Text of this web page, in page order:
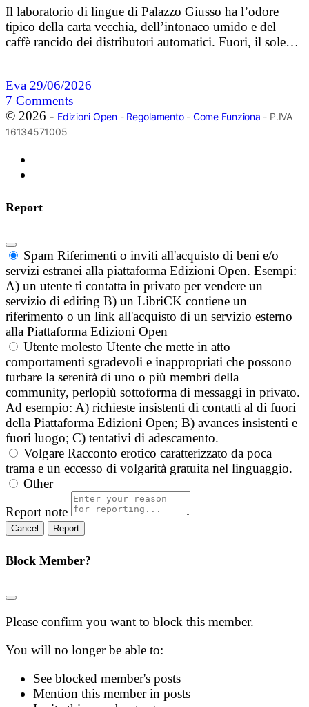
Il laboratorio di lingue di Palazzo Giusso ha l’odore
tipico della carta vecchia, dell’intonaco umido e del
caffè rancido dei distributori automatici. Fuori, il sole…
Eva 29/06/2026
7 Comments
© 2026 - Edizioni Open- Regolamento- Come Funziona - P.IVA
16134571005
Report
Spam Riferimenti o inviti all'acquisto di beni e/o
servizi estranei alla piattaforma Edizioni Open. Esempi:
A) un utente ti contatta in privato per vendere un
servizio di editing B) un LibriCK contiene un
riferimento o un link all'acquisto di un servizio esterno
alla Piattaforma Edizioni Open
Utente molesto Utente che mette in atto
comportamenti sgradevoli e inappropriati che possono
turbare la serenità di uno o più membri della
community, perlopiù sottoforma di messaggi in privato.
Ad esempio: A) richieste insistenti di contatti al di fuori
della Piattaforma Edizioni Open; B) avances insistenti e
fuori luogo; C) tentativi di adescamento.
Volgare Racconto erotico caratterizzato da poca
trama e un eccesso di volgarità gratuita nel linguaggio.
Other
Report note
Report
Block Member?
Please confirm you want to block this member.
You will no longer be able to:
See blocked member's posts
Mention this member in posts